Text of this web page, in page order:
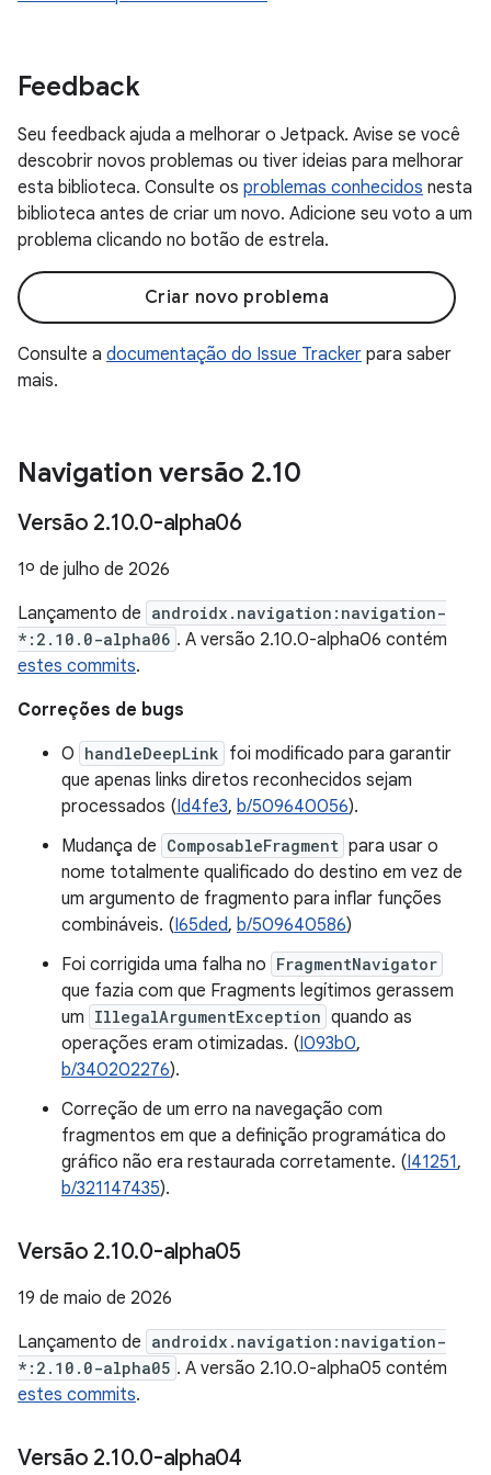
Feedback
Seu feedback ajuda a melhorar o Jetpack. Avise se você
descobrir novos problemas ou tiver ideias para melhorar
esta biblioteca. Consulte os problemas conhecidos nesta
biblioteca antes de criar um novo. Adicione seu voto a um
problema clicando no botão de estrela.
Criar novo problema
Consulte a documentação do Issue Tracker para saber
mais.
Navigation versão 2.10
Versão 2.10.0-alpha06
1º de julho de 2026
Lançamento de androidx.navigation:navigation-
*:2.10.0-alpha06 . A versão 2.10.0-alpha06 contém
estes commits.
Correções de bugs
O handleDeepLink foi modificado para garantir
que apenas links diretos reconhecidos sejam
processados (Id4fe3, b/509640056).
Mudança de ComposableFragment para usar o
nome totalmente qualificado do destino em vez de
um argumento de fragmento para inflar funções
combináveis. (I65ded, b/509640586)
Foi corrigida uma falha no FragmentNavigator
que fazia com que Fragments legítimos gerassem
um IllegalArgumentException quando as
operações eram otimizadas. (I093b0,
b/340202276).
Correção de um erro na navegação com
fragmentos em que a definição programática do
gráfico não era restaurada corretamente. (I41251,
b/321147435).
Versão 2.10.0-alpha05
19 de maio de 2026
Lançamento de androidx.navigation:navigation-
*:2.10.0-alpha05 . A versão 2.10.0-alpha05 contém
estes commits.
Versão 2.10.0-alpha04